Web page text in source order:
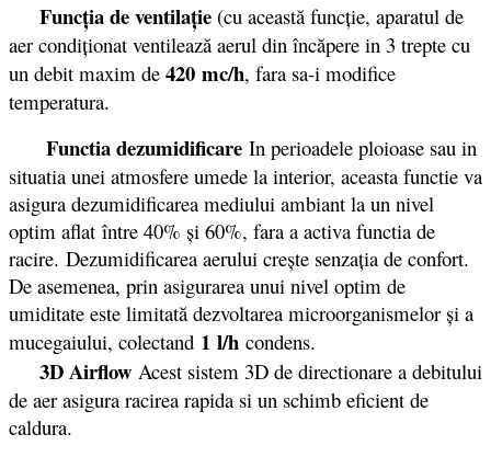
Funcţia de ventilaţie (cu această funcţie, aparatul de
aer condiţionat ventilează aerul din încăpere in 3 trepte cu
un debit maxim de 420 mc/h, fara sa-i modifice
temperatura.
Functia dezumidificare In perioadele ploioase sau in
situatia unei atmosfere umede la interior, aceasta functie va
asigura dezumidificarea mediului ambiant la un nivel
optim aflat între 40% şi 60%, fara a activa functia de
racire. Dezumidificarea aerului creşte senzaţia de confort.
De asemenea, prin asigurarea unui nivel optim de
umiditate este limitată dezvoltarea microorganismelor şi a
mucegaiului, colectand 1 l/h condens.
3D Airflow Acest sistem 3D de directionare a debitului
de aer asigura racirea rapida si un schimb eficient de
caldura.